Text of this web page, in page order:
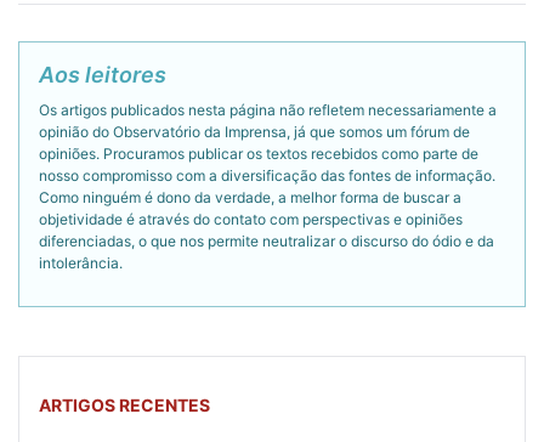
Aos leitores
Os artigos publicados nesta página não refletem necessariamente a
opinião do Observatório da Imprensa, já que somos um fórum de
opiniões. Procuramos publicar os textos recebidos como parte de
nosso compromisso com a diversificação das fontes de informação.
Como ninguém é dono da verdade, a melhor forma de buscar a
objetividade é através do contato com perspectivas e opiniões
diferenciadas, o que nos permite neutralizar o discurso do ódio e da
intolerância.
ARTIGOS RECENTES